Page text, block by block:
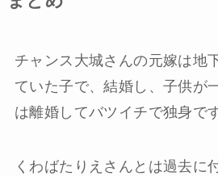
チャンス大城さんの元嫁は地
ていた子で、結婚し、子供が
は離婚してバツイチで独身です
くわばたりえさんとは過去に